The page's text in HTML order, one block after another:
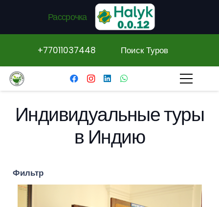
Рассрочка
+77011037448 Поиск Туров
Индивидуальные туры
в Индию
Фильтр